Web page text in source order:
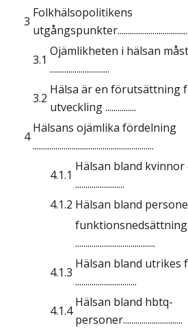
3
Folkhälsopolitikens
3.1
Ojämlikheten i hälsan
.............................
3.2
Hälsa är en förutsättning
utveckling ...............
4
Hälsans ojämlika fördelning
...........................................................
4.1.1
Hälsan bland kvinnor
........................
4.1.2 Hälsan bland
funktionsnedsättning
.......................................
4.1.3
Hälsan bland utrikes
..............................
4.1.4
Hälsan bland hbtq-
personer.............................